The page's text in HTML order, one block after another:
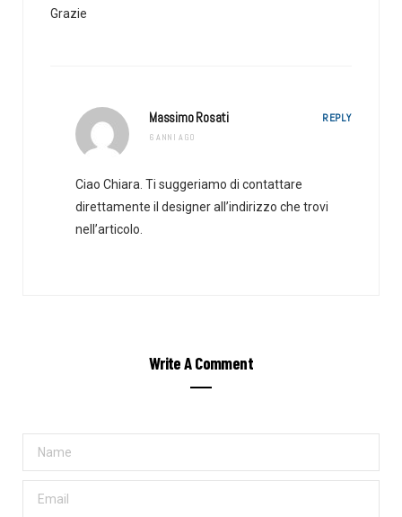
Grazie
Massimo Rosati
6 ANNI AGO
REPLY
Ciao Chiara. Ti suggeriamo di contattare
direttamente il designer all’indirizzo che trovi
nell’articolo.
Write A Comment